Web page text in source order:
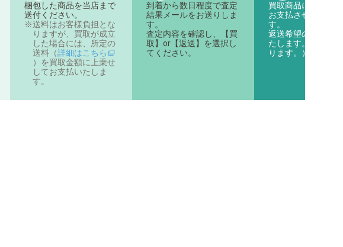
梱包した商品を当店まで
送付ください。
送料はお客様負担とな
りますが、買取が成立
した場合には、所定の
送料（詳細はこちら
）を買取金額に上乗せ
してお支払いたしま
す。
到着から数日程度で査定
結果メールをお送りしま
す。
査定内容を確認し、【買
取】or【返送】を選択し
てください。
買取商品に対する
お支払させていた
す。
返送希望の商品は
たします。（着払
ります。）